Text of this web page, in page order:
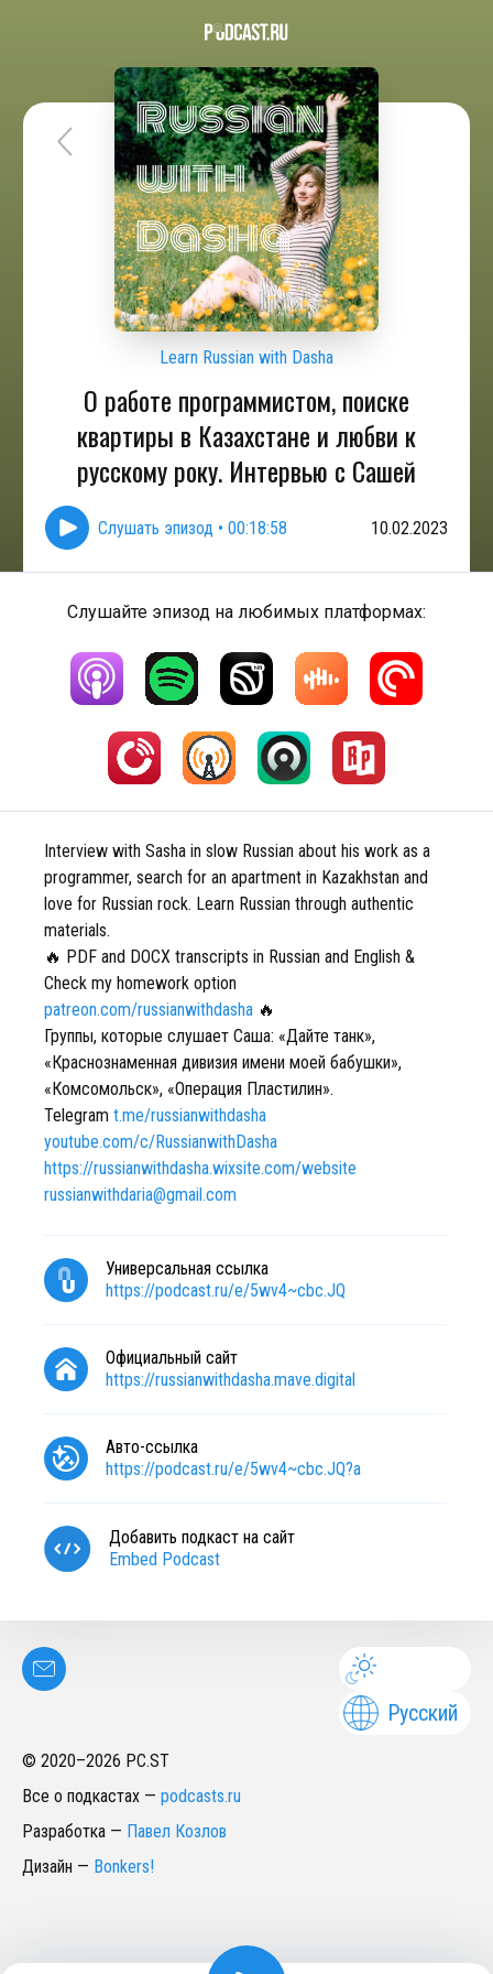
Learn Russian with Dasha
О работе программистом, поиске
квартиры в Казахстане и любви к
русскому року. Интервью с Сашей
Слушать эпизод • 00:18:58 10.02.2023
Слушайте эпизод на любимых платформах:
Interview with Sasha in slow Russian about his work as a
programmer, search for an apartment in Kazakhstan and
love for Russian rock. Learn Russian through authentic
materials.
🔥 PDF and DOCX transcripts in Russian and English &
Check my homework option
patreon.com/russianwithdasha 🔥
Группы, которые слушает Саша: «Дайте танк»,
«Краснознаменная дивизия имени моей бабушки»,
«Комсомольск», «Операция Пластилин».
Telegram t.me/russianwithdasha
youtube.com/c/RussianwithDasha
https://russianwithdasha.wixsite.com/website
russianwithdaria@gmail.com
Универсальная ссылка
https://podcast.ru/e/5wv4~cbc.JQ
Официальный сайт
https://russianwithdasha.mave.digital
Авто-ссылка
https://podcast.ru/e/5wv4~cbc.JQ?a
Добавить подкаст на сайт
Embed Podcast
Русский
© 2020–2026 PC.ST
Все о подкастах — podcasts.ru
Разработка — Павел Козлов
Дизайн — Bonkers!